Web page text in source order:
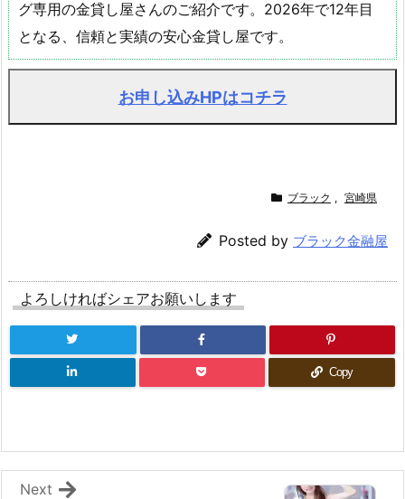
グ専用の金貸し屋さんのご紹介です。2026年で12年目
となる、信頼と実績の安心金貸し屋です。
お申し込みHPはコチラ
ブラック , 宮崎県
Posted by ブラック金融屋
よろしければシェアお願いします
Copy
Next